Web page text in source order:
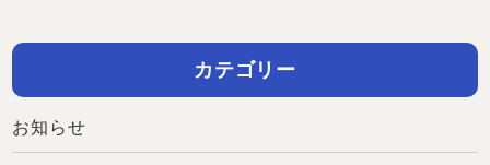
カテゴリー
お知らせ